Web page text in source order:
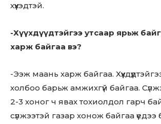
хүүхэдтэй.
-Хүүхдүүдтэйгээ утсаар ярьж
харж байгаа вэ?
-Ээж маань харж байгаа.
холбоо барьж амжихгүй байгаа.
2-3 хоног ч явах тохиолдол гарч
сүлжээтэй газар хонож байгаа